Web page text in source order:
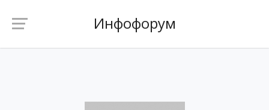
Инфофорум